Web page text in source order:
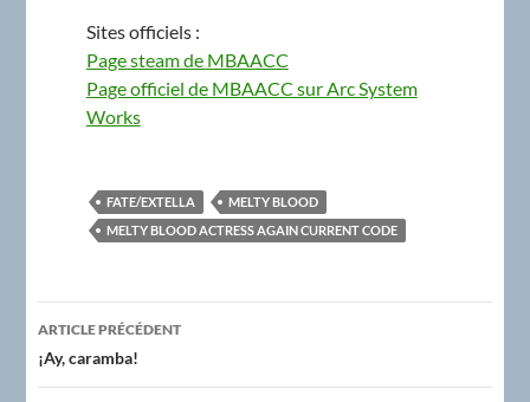
Sites officiels :
Page steam de MBAACC
Page officiel de MBAACC sur Arc System
Works
FATE/EXTELLA
MELTY BLOOD
MELTY BLOOD ACTRESS AGAIN CURRENT CODE
Navigation
des
ARTICLE PRÉCÉDENT
¡Ay, caramba!